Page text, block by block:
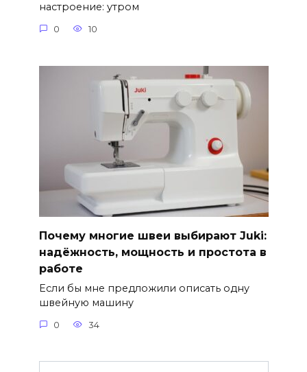
настроение: утром
0 10
Почему многие швеи выбирают Juki:
надёжность, мощность и простота в
работе
Если бы мне предложили описать одну
швейную машину
0 34